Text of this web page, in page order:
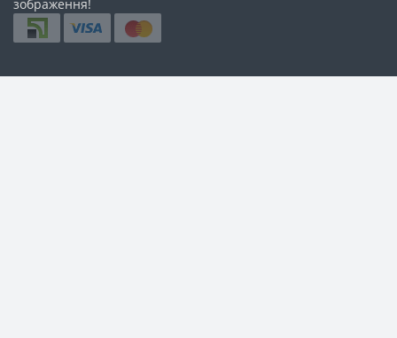
зображення!